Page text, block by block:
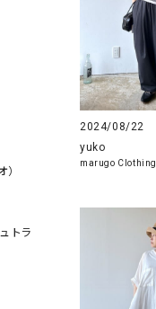
トラ
2024/08/22
yuko
marugo Clothing